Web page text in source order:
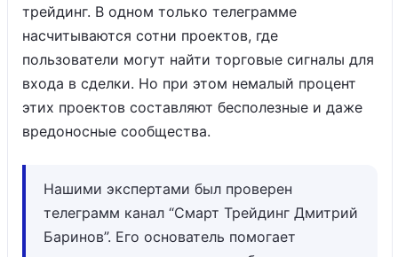
трейдинг. В одном только телеграмме
насчитываются сотни проектов, где
пользователи могут найти торговые сигналы для
входа в сделки. Но при этом немалый процент
этих проектов составляют бесполезные и даже
вредоносные сообщества.
Нашими экспертами был проверен
телеграмм канал “Смарт Трейдинг Дмитрий
Баринов”. Его основатель помогает